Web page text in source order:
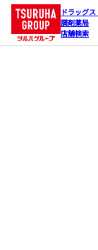
ドラッグス
調剤薬局
店舗検索